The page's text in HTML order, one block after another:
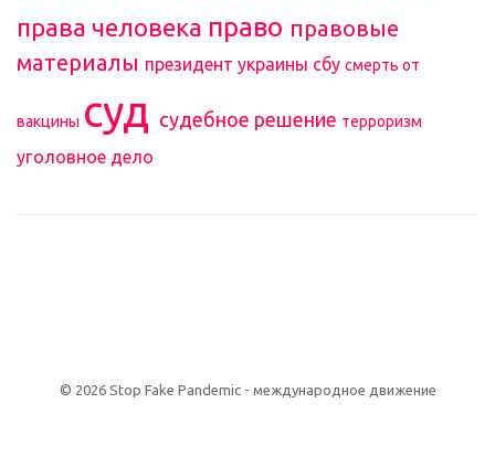
права человека право правовые
материалы президент украины сбу смерть от
вакцины суд судебное решение терроризм
уголовное дело
© 2026 Stop Fake Pandemic - международное движение